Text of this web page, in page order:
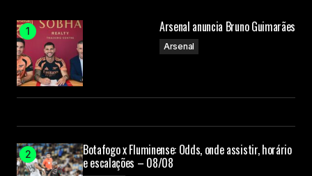
Arsenal anuncia Bruno Guimarães
Arsenal
Botafogo x Fluminense: Odds, onde assistir, horário
e escalações – 08/08